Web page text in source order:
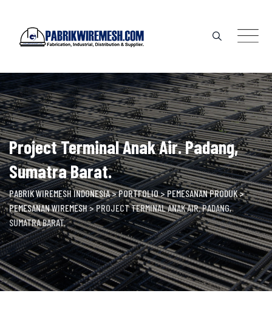
content
Project Terminal Anak Air. Padang,
Sumatra Barat.
PABRIK WIREMESH INDONESIA>PORTFOLIO>PEMESANAN PRODUK>
PEMESANAN WIREMESH>PROJECT TERMINAL ANAK AIR. PADANG,
SUMATRA BARAT.